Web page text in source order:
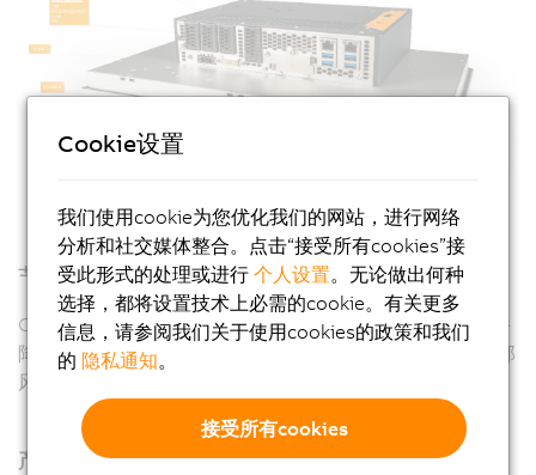
节能
Core i系列技术的另一个优势是，它能够显著提高性能，并
降低功耗 – 最大限度地提高能效，而且几乎不需要使用内部
风扇。Panel PC 3100设备的标准配置为被动冷却。
产品
Cookie设置
我们使用cookie为您优化我们的网站，进行网络
分析和社交媒体整合。点击“接受所有cookies”接
受此形式的处理或进行个人设置。无论做出何种
选择，都将设置技术上必需的cookie。有关更多
信息，请参阅我们关于使用cookies的政策和我们
的 隐私通知。
接受所有cookies